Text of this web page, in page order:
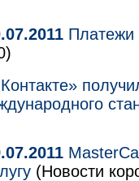
Платежи
(Новости